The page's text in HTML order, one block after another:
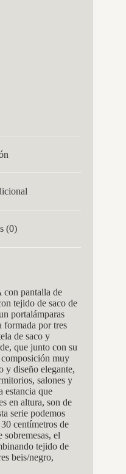
(0)
pantalla de
tejido de saco de
portalámparas
por tres
de saco y
que junto con su
muy
y diseño elegante,
salones y
estancia que
en altura, son de
serie podemos
centímetros de
sobremesas, el
tejido de
beis/negro,